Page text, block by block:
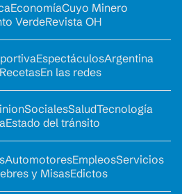
EconomíaCuyo Minero
VerdeRevista OH
EspectáculosArgentina
RecetasEn las redes
SocialesSaludTecnología
Estado del tránsito
AutomotoresEmpleosServicios
y MisasEdictos